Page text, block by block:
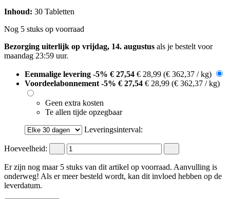
Inhoud: 30 Tabletten
Nog 5 stuks op voorraad
Bezorging uiterlijk op vrijdag, 14. augustus als je bestelt voor
maandag 23:59 uur.
Eenmalige levering -5% € 27,54 € 28,99 (€ 362,37 / kg)
Voordeelabonnement -5% € 27,54 € 28,99 (€ 362,37 / kg)
Geen extra kosten
Te allen tijde opzegbaar
Leveringsinterval:
Hoeveelheid:
Er zijn nog maar 5 stuks van dit artikel op voorraad. Aanvulling is
onderweg! Als er meer besteld wordt, kan dit invloed hebben op de
leverdatum.